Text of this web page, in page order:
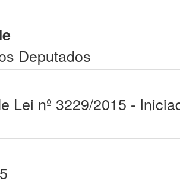
Deputados
Lei nº 3229/2015 -